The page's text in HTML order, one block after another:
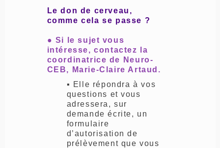
Le don de cerveau,
comme cela se passe ?
● Si le sujet vous
intéresse, contactez la
coordinatrice de Neuro-
CEB, Marie-Claire Artaud.
▪ Elle répondra à vos
questions et vous
adressera, sur
demande écrite, un
formulaire
d’autorisation de
prélèvement que vous